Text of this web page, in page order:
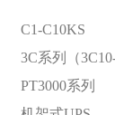
C1-C10KS
3C系列（
PT3000系列